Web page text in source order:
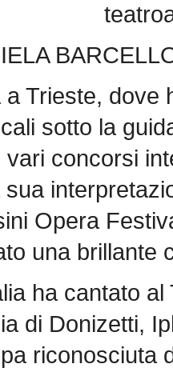
a Trieste, dove
sotto la
vari concorsi
sua
Opera
una brillante
ha cantato
di Donizetti,
riconosciuta